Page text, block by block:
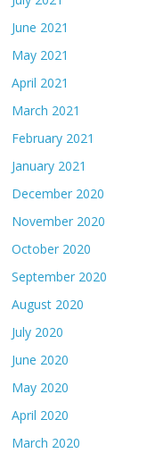
June 2021
May 2021
April 2021
March 2021
February 2021
January 2021
December 2020
November 2020
October 2020
September 2020
August 2020
July 2020
June 2020
May 2020
April 2020
March 2020